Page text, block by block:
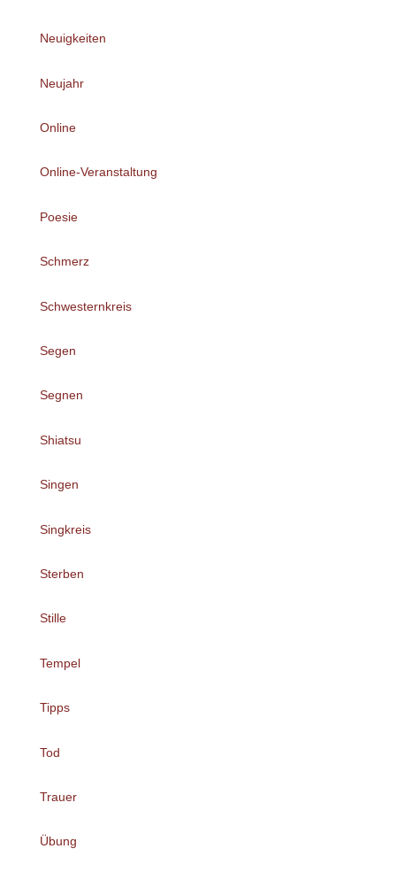
Neuigkeiten
Neujahr
Online
Online-Veranstaltung
Poesie
Schmerz
Schwesternkreis
Segen
Segnen
Shiatsu
Singen
Singkreis
Sterben
Stille
Tempel
Tipps
Tod
Trauer
Übung